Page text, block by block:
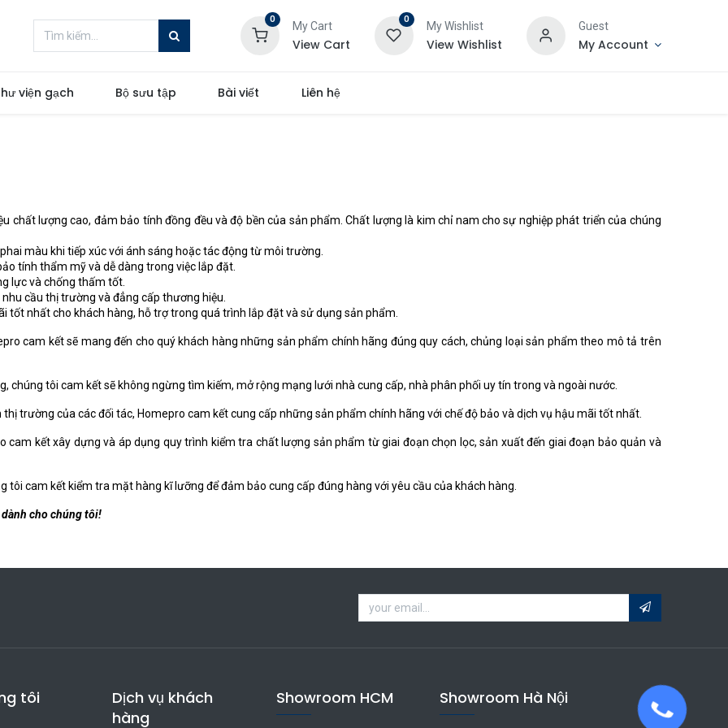
0
My Cart
View Cart
0
My Wishlist
View Wishlist
Guest
My Account
viện gạch Bộ sưu tập Bài viết Liên hệ
chất lượng cao, đảm bảo tính đồng đều và độ bền của sản phẩm. Chất lượng là kim chỉ nam cho sự nghiệp phát triển của chúng
màu khi tiếp xúc với ánh sáng hoặc tác động từ môi trường.
tính thẩm mỹ và dễ dàng trong việc lắp đặt.
lực và chống thấm tốt.
cầu thị trường và đẳng cấp thương hiệu.
tốt nhất cho khách hàng, hỗ trợ trong quá trình lắp đặt và sử dụng sản phẩm.
cam kết sẽ mang đến cho quý khách hàng những sản phẩm chính hãng đúng quy cách, chủng loại sản phẩm theo mô tả trên
chúng tôi cam kết sẽ không ngừng tìm kiếm, mở rộng mạng lưới nhà cung cấp, nhà phân phối uy tín trong và ngoài nước.
trường của các đối tác, Homepro cam kết cung cấp những sản phẩm chính hãng với chế độ bảo và dịch vụ hậu mãi tốt nhất.
cam kết xây dựng và áp dụng quy trình kiểm tra chất lượng sản phẩm từ giai đoạn chọn lọc, sản xuất đến giai đoạn bảo quản và
tôi cam kết kiểm tra mặt hàng kĩ lưỡng để đảm bảo cung cấp đúng hàng với yêu cầu của khách hàng.
cho chúng tôi!
tôi
Dịch vụ khách
hàng
Showroom HCM Showroom Hà Nội